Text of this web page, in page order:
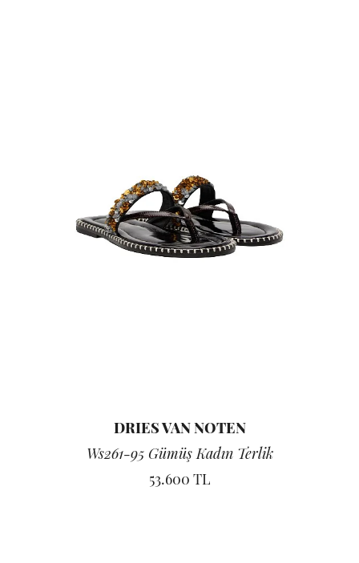
DRIES VAN NOTEN
Ws261-95 Gümüş Kadın Terlik
53.600 TL